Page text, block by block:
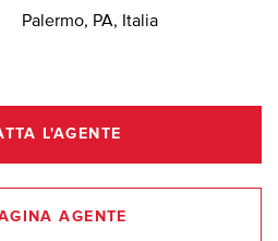
Palermo, PA, Italia
L'AGENTE
AGENTE